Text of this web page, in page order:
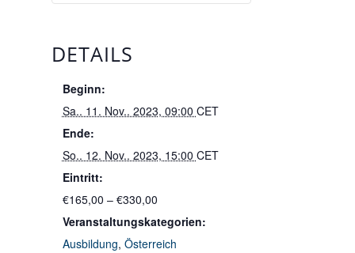
DETAILS
Beginn:
Sa.. 11. Nov.. 2023, 09:00 CET
Ende:
So.. 12. Nov.. 2023, 15:00 CET
Eintritt:
€165,00 – €330,00
Veranstaltungskategorien:
Ausbildung, Österreich